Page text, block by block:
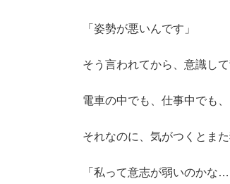
「姿勢が悪いんです」
そう言われてから、意識し
電車の中でも、仕事中でも
それなのに、気がつくとま
「私って意志が弱いのかな…